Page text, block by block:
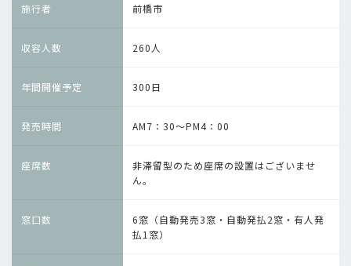
施行者 前橋市
収容人数 260人
年間開催予定 300日
発売時間 AM7：30～PM4：00
座席数
非滞留型のため座席の設置はございませ
ん。
窓口数
6窓（自動発売3窓・自動発払2窓・有人発
払1窓）